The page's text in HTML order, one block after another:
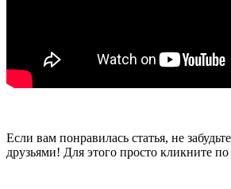
Если вам понравилась статья, не
друзьями! Для этого просто кликните